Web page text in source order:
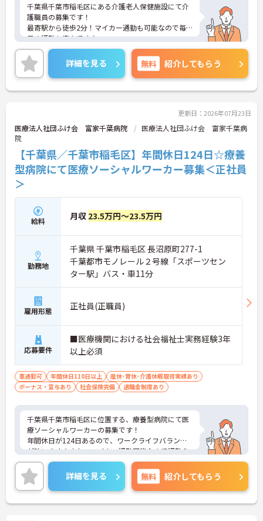
千葉県千葉市稲毛区にある介護老人保健施設にて介
護職員の募集です！
最寄駅から徒歩2分！マイカー通勤も可能なので毎
日の通勤も楽々です♪
育児休業・介護休業の取得実績もあり、ライフステ
ージが変化しても安心してお勤めいただける環境で
す◎
ご興味のある方には、面接対策ポイントなど、さら
に詳細をお話しいたしますのでお気軽にご相談くだ
詳細を見る 無料 紹介してもらう
更新日：2026年07月23日
医療法人社団ふけ会 富家千葉病院
医療法人社団ふけ会 富家千葉病
院
【千葉県／千葉市稲毛区】年間休日124日☆療養
型病院にて医療ソーシャルワーカー募集＜正社員
＞
給料 月収 23.5万円～23.5万円
勤務地
千葉県 千葉市稲毛区 長沼原町277-1
千葉都市モノレール２号線「スポーツセン
ター駅」バス・車11分
雇用形態 正社員(正職員)
応募要件
■医療機関における社会福祉士実務経験3年
以上必須
車通勤可 年間休日110日以上
産休･育休･介護休暇取得実績あり
ボーナス・賞与あり
社会保険完備 退職金制度あり
千葉県千葉市稲毛区に位置する、療養型病院にて医
療ソーシャルワーカーの募集です！
年間休日が124日あるので、ワークライフバランス
が叶います☆また、マイカー通勤可能なので通勤ら
くらくです◎
ご興味のある方には、面接対策ポイントなど、さら
に詳細をお話しいたしますのでお気軽にご相談くだ
さい！
詳細を見る 無料 紹介してもらう